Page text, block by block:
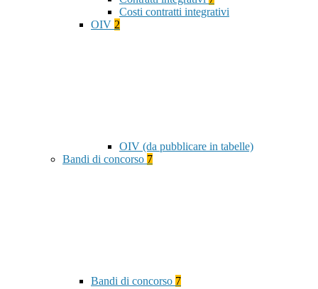
Costi contratti integrativi
OIV 2
OIV (da pubblicare in tabelle)
Bandi di concorso 7
Bandi di concorso 7